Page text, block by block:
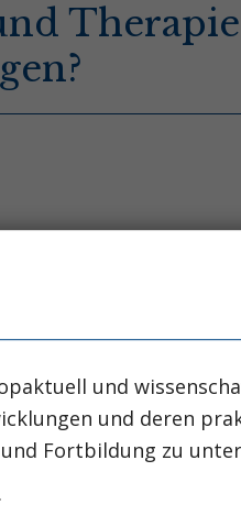
Neben den
reifen von Juli bis
gewerblich
großen
und
und deren
Fortbildung zu